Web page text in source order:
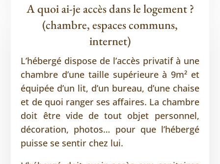
A quoi ai-je accès dans le logement ?
(chambre, espaces communs,
internet)
L’hébergé dispose de l’accès privatif à une
chambre d’une taille supérieure à 9m² et
équipée d’un lit, d’un bureau, d’une chaise
et de quoi ranger ses affaires. La chambre
doit être vide de tout objet personnel,
décoration, photos… pour que l’hébergé
puisse se sentir chez lui.